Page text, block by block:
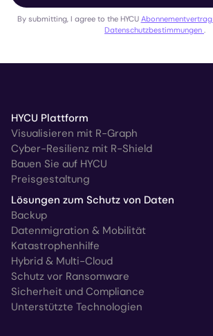
By submitting, I agree to the HYCU Abonnementvertrag
Datenschutzbestimmungen
HYCU Plattform
Visualisieren mit R-Graph
Cyber-Resilienz mit R-Shield
Bauen Sie auf HYCU
Preisgestaltung
Lösungen zum Schutz von Daten
Backup
Datenmigration & Mobilität
Katastrophenhilfe
Hybrid & Multi-Cloud
Schutz vor Ransomware
Sicherheit und Compliance
Unterstützte Technologien